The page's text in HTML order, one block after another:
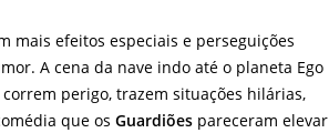
mais efeitos especiais e perseguições
A cena da nave indo até o planeta Ego
perigo, trazem situações hilárias,
que osGuardiões pareceram elevar